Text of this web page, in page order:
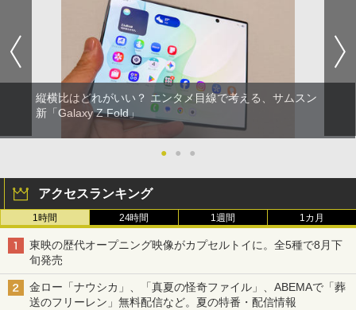
縦横比はどれがいい？ エンタメ目線で考える、サムスン
新「Galaxy Z Fold」
● ● ●
アクセスランキング
1時間 24時間 1週間 1カ月
東映の歴代オープニング映像がカプセルトイに。全5種で8月下
旬発売
金ロー「ナウシカ」、「真夏の怪奇ファイル」、ABEMAで「葬
送のフリーレン」無料配信など。夏の特番・配信情報